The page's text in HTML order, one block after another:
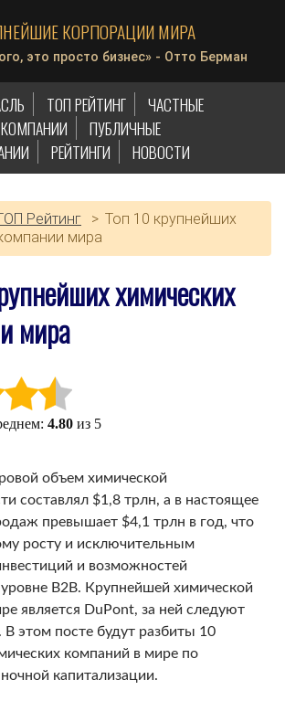
КОРПОРАЦИИ МИРА
это просто бизнес» - Отто Берман
ТОП РЕЙТИНГ
ЧАСТНЫЕ
КОМПАНИИ
ПУБЛИЧНЫЕ
РЕЙТИНГИ НОВОСТИ
Рейтинг > Топ 10 крупнейших
мира
химических
мира
4.80 из 5
объем химической
составлял $1,8 трлн, а в настоящее
превышает $4,1 трлн в год, что
росту и исключительным
и возможностей
B2B. Крупнейшей химической
является DuPont, за ней следуют
В этом посте будут разбиты 10
компаний в мире по
капитализации.